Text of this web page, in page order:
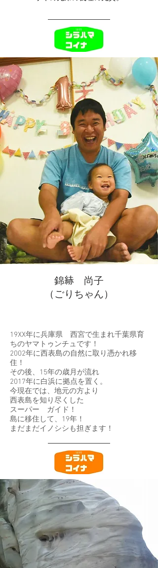
錦𦀗 尚子
​（ごりちゃん）
19XX年に兵庫県 西宮で生まれ千葉県育
ちのヤマトゥンチュです！
2002年に西表島の自然に取り憑かれ移
住！
その後、15年の歳月が流れ
2017年に白浜に拠点を置く。
今現在では、地元の方より
西表島を知り尽くした
スーパー ガイド！
島に移住して、19年！
まだまだイノシシも担ぎます！